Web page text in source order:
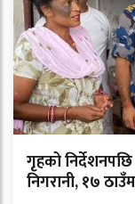
गृहको
निगरानी, १७